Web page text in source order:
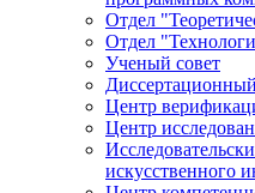
Отдел
Отдел
Ученый совет
Центр
Центр
искусственного